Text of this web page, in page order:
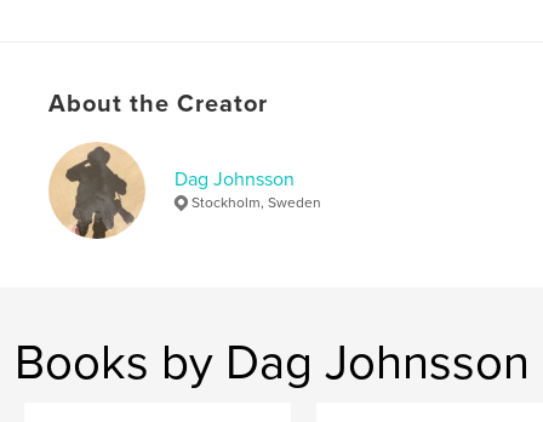
LanguageSwedish
Keywords
Burma , Myanmar
About the Creator
Dag Johnsson
Stockholm, Sweden
Books by Dag Johnsson